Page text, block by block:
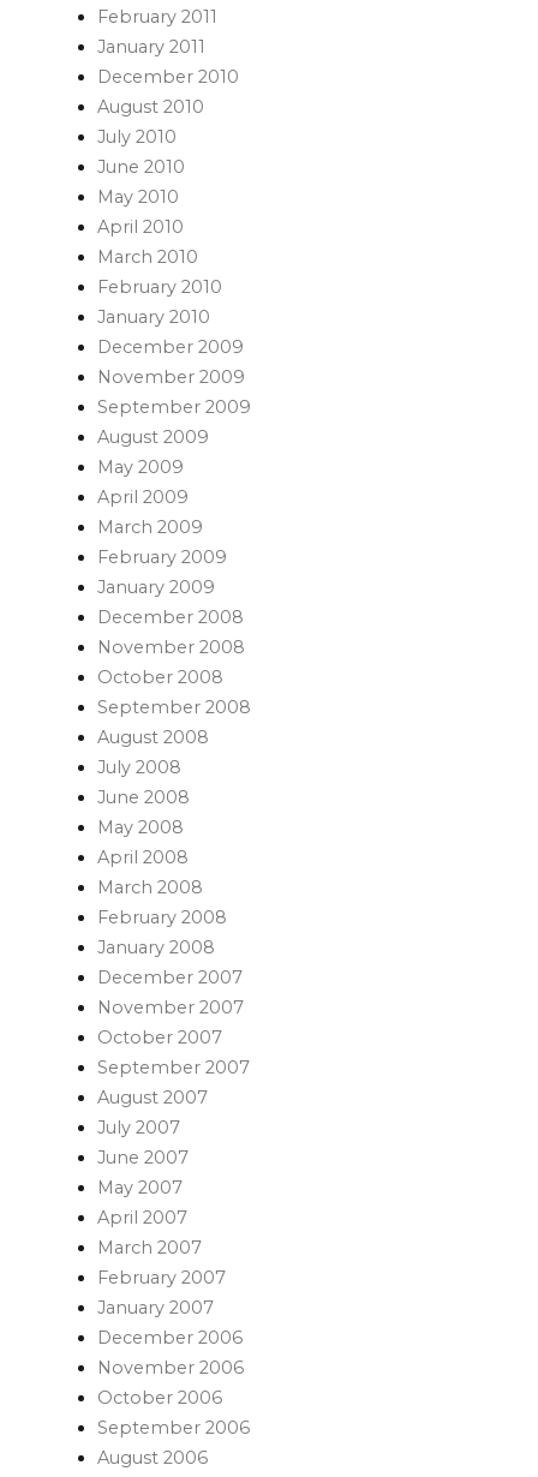
February 2011
January 2011
December 2010
August 2010
July 2010
June 2010
May 2010
April 2010
March 2010
February 2010
January 2010
December 2009
November 2009
September 2009
August 2009
May 2009
April 2009
March 2009
February 2009
January 2009
December 2008
November 2008
October 2008
September 2008
August 2008
July 2008
June 2008
May 2008
April 2008
March 2008
February 2008
January 2008
December 2007
November 2007
October 2007
September 2007
August 2007
July 2007
June 2007
May 2007
April 2007
March 2007
February 2007
January 2007
December 2006
November 2006
October 2006
September 2006
August 2006